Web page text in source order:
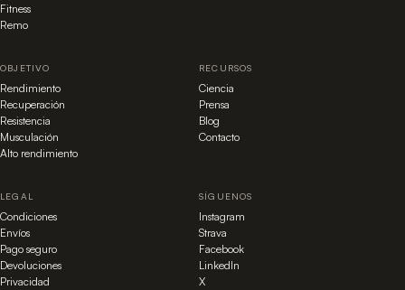
Fitness
Remo
OBJETIVO
Rendimiento
Recuperación
Resistencia
Musculación
Alto rendimiento
RECURSOS
Ciencia
Prensa
Blog
Contacto
LEGAL
Condiciones
Envíos
Pago seguro
Devoluciones
Privacidad
SÍGUENOS
Instagram
Strava
Facebook
LinkedIn
X